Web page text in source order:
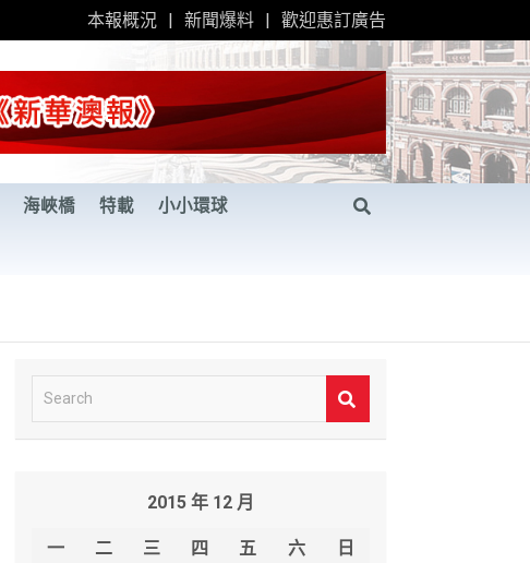
本報概況 新聞爆料 歡迎惠訂廣告
海峽橋 特載 小小環球
e
2015 年 12 月
一 二 三 四 五 六
日